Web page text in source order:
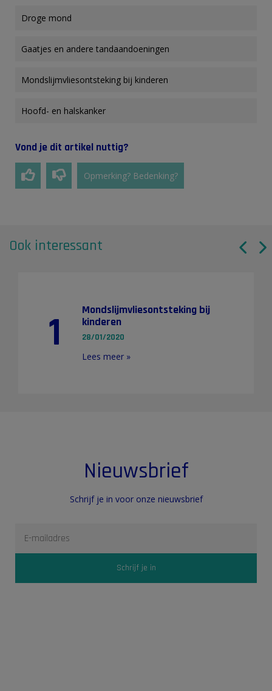
Droge mond
Gaatjes en andere tandaandoeningen
Mondslijmvliesontsteking bij kinderen
Hoofd- en halskanker
Vond je dit artikel nuttig?
Opmerking? Bedenking?
Ook interessant
1
Mondslijmvliesontsteking bij
kinderen
28/01/2020
Lees meer »
Nieuwsbrief
Schrijf je in voor onze nieuwsbrief